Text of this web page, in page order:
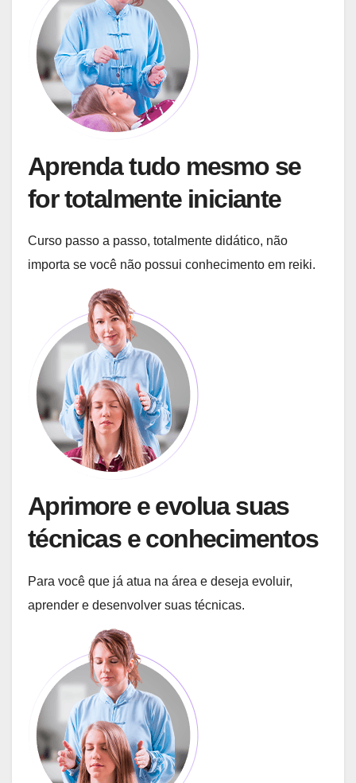
Aprenda tudo mesmo se
for totalmente iniciante
Curso passo a passo, totalmente didático, não
importa se você não possui conhecimento em reiki.
Aprimore e evolua suas
técnicas e conhecimentos
Para você que já atua na área e deseja evoluir,
aprender e desenvolver suas técnicas.